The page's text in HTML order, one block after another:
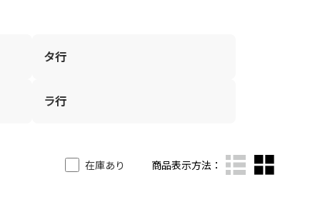
タ行
ラ行
在庫あり 商品表示方法：